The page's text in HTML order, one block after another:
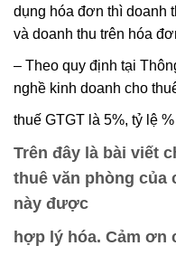
dụng hóa đơn thì doanh
và doanh thu trên hóa
– Theo quy định tại
nghề kinh doanh cho
thuế GTGT là 5%, tỷ lệ
Trên đây là bài viết
thuê văn phòng của
này được
hợp lý hóa. Cảm ơn